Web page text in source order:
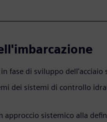
fase di sviluppo
dei sistemi di controllo
sistemico alla